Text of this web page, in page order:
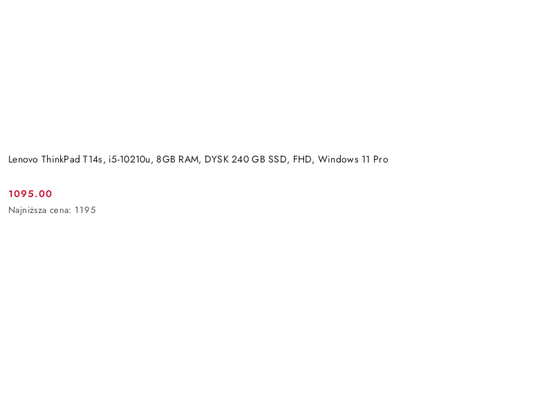
Lenovo ThinkPad T14s, i5-10210u, 8GB RAM, DYSK 240 GB SSD, FHD, Windows 11 Pro
Cena
promocyjna:
1095.00
Najniższa
Najniższa cena: 1195